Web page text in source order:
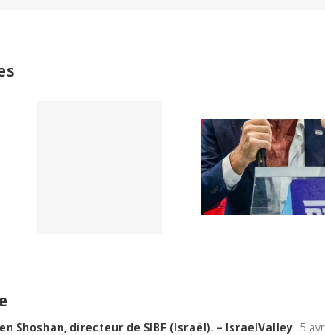
Ile de
un foyer
déserté
Shoshan, directeur de SIBF (Israël). – IsraelValley 5